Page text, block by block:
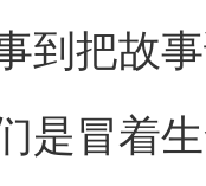
到把故
冒着生